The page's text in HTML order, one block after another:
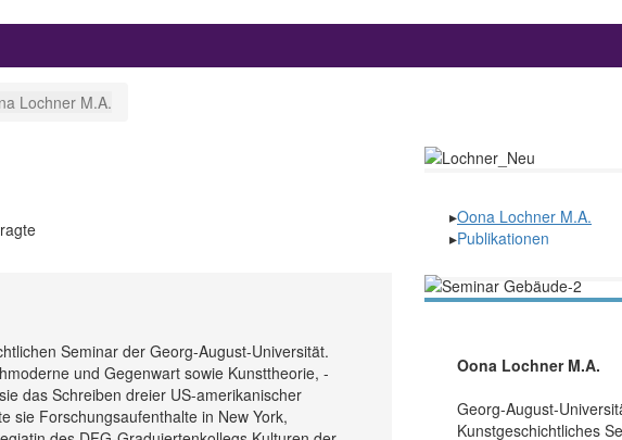
Lochner M.A.
Seminar der Georg-August-Universität.
und Gegenwart sowie Kunsttheorie, -
das Schreiben dreier US-amerikanischer
sie Forschungsaufenthalte in New York,
Oona Lochner M.A.
Publikationen
Oona Lochner M.A.
Georg-August-
Kunstgeschichtliches